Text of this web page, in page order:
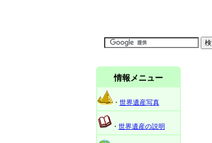
情報メニュー
・ 世界遺産写真
・ 世界遺産の説明